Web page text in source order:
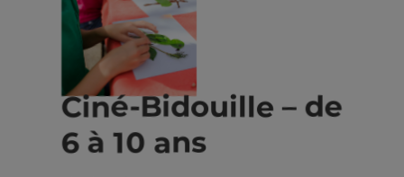
Ciné-Bidouille – de
6 à 10 ans